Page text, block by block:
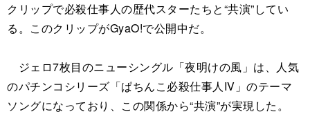
クリップで必殺仕事人の歴代スターたちと“共演”してい
る。このクリップがGyaO!で公開中だ。
ジェロ7枚目のニューシングル「夜明けの風」は、人気
のパチンコシリーズ「ぱちんこ必殺仕事人IV」のテーマ
ソングになっており、この関係から“共演”が実現した。